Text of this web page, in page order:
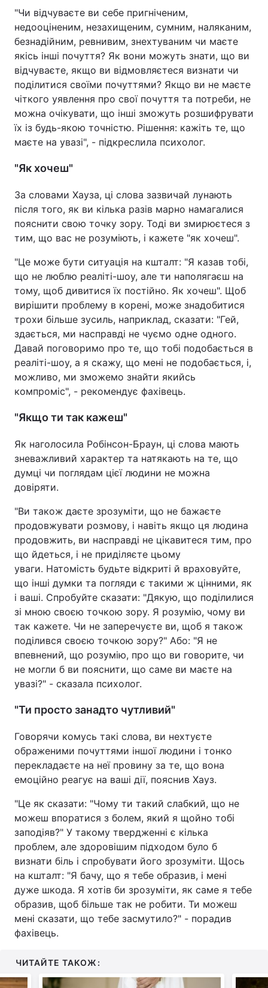
"Чи відчуваєте ви себе пригніченим,
недооціненим, незахищеним, сумним, наляканим,
безнадійним, ревнивим, знехтуваним чи маєте
якісь інші почуття? Як вони можуть знати, що ви
відчуваєте, якщо ви відмовляєтеся визнати чи
поділитися своїми почуттями? Якщо ви не маєте
чіткого уявлення про свої почуття та потреби, не
можна очікувати, що інші зможуть розшифрувати
їх із будь-якою точністю. Рішення: кажіть те, що
маєте на увазі", - підкреслила психолог.
"Як хочеш"
За словами Хауза, ці слова зазвичай лунають
після того, як ви кілька разів марно намагалися
пояснити свою точку зору. Тоді ви змирюєтеся з
тим, що вас не розуміють, і кажете "як хочеш".
"Це може бути ситуація на кшталт: "Я казав тобі,
що не люблю реаліті-шоу, але ти наполягаєш на
тому, щоб дивитися їх постійно. Як хочеш". Щоб
вирішити проблему в корені, може знадобитися
трохи більше зусиль, наприклад, сказати: "Гей,
здається, ми насправді не чуємо одне одного.
Давай поговоримо про те, що тобі подобається в
реаліті-шоу, а я скажу, що мені не подобається, і,
можливо, ми зможемо знайти якийсь
компроміс", - рекомендує фахівець.
"Якщо ти так кажеш"
Як наголосила Робінсон-Браун, ці слова мають
зневажливий характер та натякають на те, що
думці чи поглядам цієї людини не можна
довіряти.
"Ви також даєте зрозуміти, що не бажаєте
продовжувати розмову, і навіть якщо ця людина
продовжить, ви насправді не цікавитеся тим, про
що йдеться, і не приділяєте цьому
уваги. Натомість будьте відкриті й враховуйте,
що інші думки та погляди є такими ж цінними, як
і ваші. Спробуйте сказати: "Дякую, що поділилися
зі мною своєю точкою зору. Я розумію, чому ви
так кажете. Чи не заперечуєте ви, щоб я також
поділився своєю точкою зору?" Або: "Я не
впевнений, що розумію, про що ви говорите, чи
не могли б ви пояснити, що саме ви маєте на
увазі?" - сказала психолог.
"Ти просто занадто чутливий"
Говорячи комусь такі слова, ви нехтуєте
ображеними почуттями іншої людини і тонко
перекладаєте на неї провину за те, що вона
емоційно реагує на ваші дії, пояснив Хауз.
"Це як сказати: "Чому ти такий слабкий, що не
можеш впоратися з болем, який я щойно тобі
заподіяв?" У такому твердженні є кілька
проблем, але здоровішим підходом було б
визнати біль і спробувати його зрозуміти. Щось
на кшталт: "Я бачу, що я тебе образив, і мені
дуже шкода. Я хотів би зрозуміти, як саме я тебе
образив, щоб більше так не робити. Ти можеш
мені сказати, що тебе засмутило?" - порадив
фахівець.
ЧИТАЙТЕ ТАКОЖ: